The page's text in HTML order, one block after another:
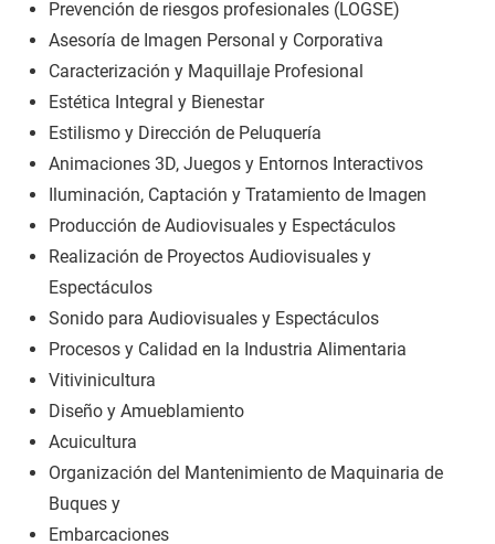
Prevención de riesgos profesionales (LOGSE)
Asesoría de Imagen Personal y Corporativa
Caracterización y Maquillaje Profesional
Estética Integral y Bienestar
Estilismo y Dirección de Peluquería
Animaciones 3D, Juegos y Entornos Interactivos
Iluminación, Captación y Tratamiento de Imagen
Producción de Audiovisuales y Espectáculos
Realización de Proyectos Audiovisuales y
Espectáculos
Sonido para Audiovisuales y Espectáculos
Procesos y Calidad en la Industria Alimentaria
Vitivinicultura
Diseño y Amueblamiento
Acuicultura
Organización del Mantenimiento de Maquinaria de
Buques y
Embarcaciones